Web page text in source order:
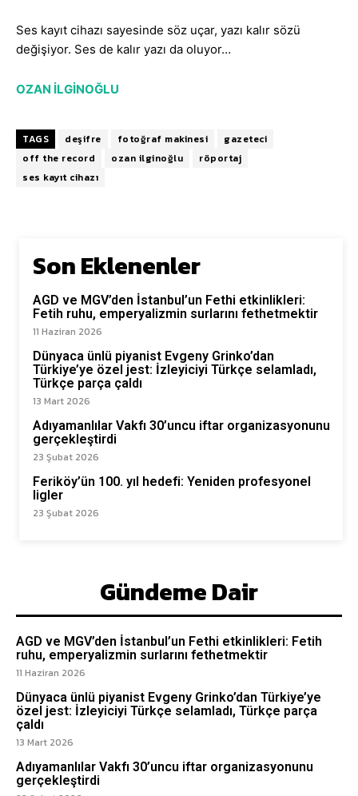
Ses kayıt cihazı sayesinde söz uçar, yazı kalır sözü
değişiyor. Ses de kalır yazı da oluyor…
OZAN İLGİNOĞLU
TAGS deşifre fotoğraf makinesi
gazeteci
off the record
ozan ilginoğlu
röportaj
ses kayıt cihazı
Son Eklenenler
AGD ve MGV’den İstanbul’un Fethi etkinlikleri:
Fetih ruhu, emperyalizmin surlarını fethetmektir
11 Haziran 2026
Dünyaca ünlü piyanist Evgeny Grinko’dan
Türkiye’ye özel jest: İzleyiciyi Türkçe selamladı,
Türkçe parça çaldı
13 Mart 2026
Adıyamanlılar Vakfı 30’uncu iftar organizasyonunu
gerçekleştirdi
23 Şubat 2026
Feriköy’ün 100. yıl hedefi: Yeniden profesyonel
ligler
23 Şubat 2026
Gündeme Dair
AGD ve MGV’den İstanbul’un Fethi etkinlikleri: Fetih
ruhu, emperyalizmin surlarını fethetmektir
11 Haziran 2026
Dünyaca ünlü piyanist Evgeny Grinko’dan Türkiye’ye
özel jest: İzleyiciyi Türkçe selamladı, Türkçe parça
çaldı
13 Mart 2026
Adıyamanlılar Vakfı 30’uncu iftar organizasyonunu
gerçekleştirdi